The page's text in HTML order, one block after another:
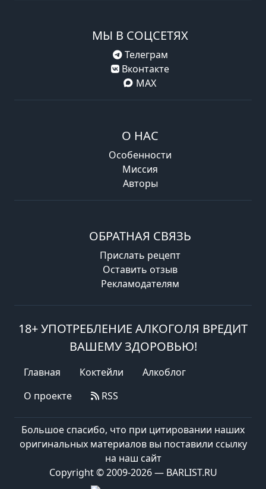
МЫ В СОЦСЕТЯХ
Телеграм
Вконтакте
MAX
О НАС
Особенности
Миссия
Авторы
ОБРАТНАЯ СВЯЗЬ
Прислать рецепт
Оставить отзыв
Рекламодателям
18+ УПОТРЕБЛЕНИЕ АЛКОГОЛЯ ВРЕДИТ
ВАШЕМУ ЗДОРОВЬЮ!
Главная Коктейли
Алкоблог
О проекте
RSS
Большое спасибо, что при цитировании наших
оригинальных материалов вы поставили ссылку
на наш сайт
Copyright © 2009-2026 — BARLIST.RU